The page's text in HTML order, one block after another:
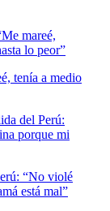
tenía a medio
“No violé
está mal”